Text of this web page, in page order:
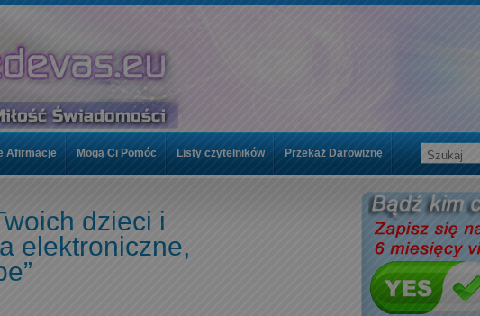
dzieci i
elektroniczne,
Afirmacje Mogą Ci Pomóc Listy czytelników Przekaż Darowiznę
Topics